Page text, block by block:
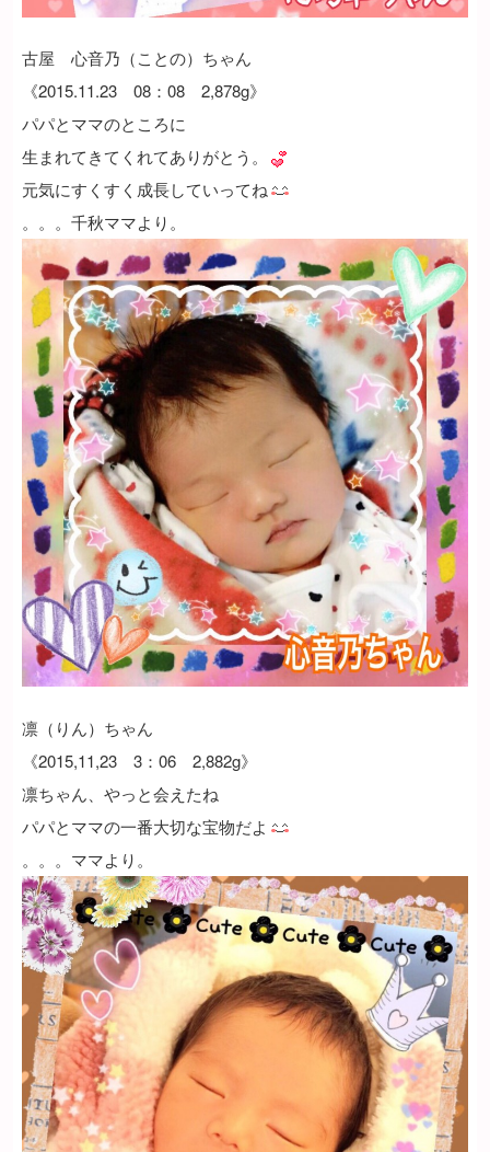
古屋 心音乃（ことの）ちゃん
《2015.11.23 08：08 2,878g》
パパとママのところに
生まれてきてくれてありがとう。
元気にすくすく成長していってね
。。。千秋ママより。
凛（りん）ちゃん
《2015,11,23 3：06 2,882g》
凛ちゃん、やっと会えたね
パパとママの一番大切な宝物だよ
。。。ママより。